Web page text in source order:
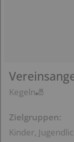
Kegeln🎳
Zielgruppen:
Kinder,